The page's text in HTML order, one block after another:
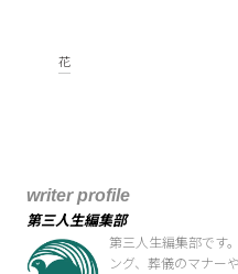
花
writer profile
第三人生編集部
第三人生編集部です
ング、葬儀のマナー